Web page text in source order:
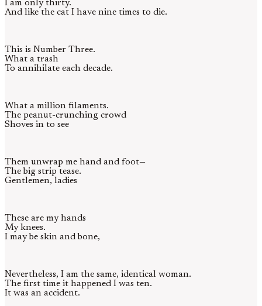
I am only thirty.
And like the cat I have nine times to die.
This is Number Three.
What a trash
To annihilate each decade.
What a million filaments.
The peanut-crunching crowd
Shoves in to see
Them unwrap me hand and foot—
The big strip tease.
Gentlemen, ladies
These are my hands
My knees.
I may be skin and bone,
Nevertheless, I am the same, identical woman.
The first time it happened I was ten.
It was an accident.